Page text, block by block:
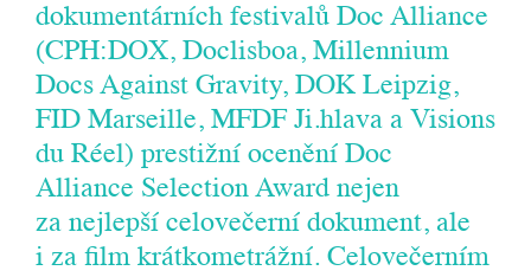
dokumentárních festivalů Doc Alliance
(CPH:DOX, Doclisboa, Millennium
Docs Against Gravity, DOK Leipzig,
FID Marseille, MFDF Ji.hlava a Visions
du Réel) prestižní ocenění Doc
Alliance Selection Award nejen
za nejlepší celovečerní dokument, ale
i za film krátkometrážní. Celovečerním